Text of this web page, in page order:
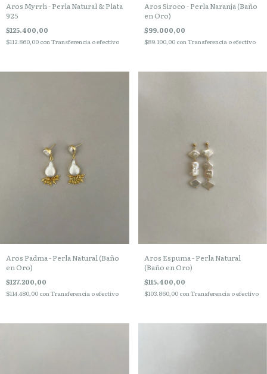
Aros Myrrh - Perla Natural & Plata
925
$125.400,00
$112.860,00 conTransferencia o efectivo
Aros Siroco - Perla Naranja (Baño
en Oro)
$99.000,00
$89.100,00 conTransferencia o efectivo
Aros Padma - Perla Natural (Baño
en Oro)
$127.200,00
$114.480,00 con Transferencia o efectivo
Aros Espuma - Perla Natural
(Baño en Oro)
$115.400,00
$103.860,00 con Transferencia o efectivo